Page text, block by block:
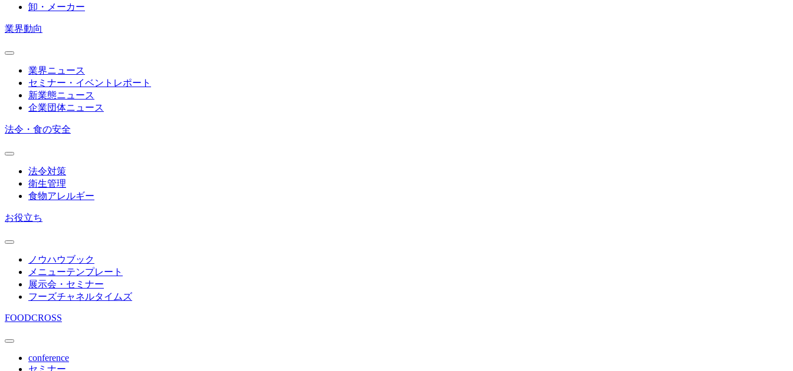
卸・メーカー
業界動向
業界ニュース
セミナー・イベントレポート
新業態ニュース
企業団体ニュース
法令・食の安全
法令対策
衛生管理
食物アレルギー
お役立ち
ノウハウブック
メニューテンプレート
展示会・セミナー
フーズチャネルタイムズ
FOODCROSS
conference
セミナー